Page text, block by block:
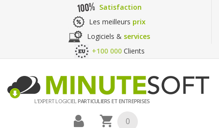
Satisfaction
Les meilleurs prix
Logiciels & services
+100 000 Clients
L'EXPERT LOGICIELPARTICULIERS ET ENTREPRISES
0